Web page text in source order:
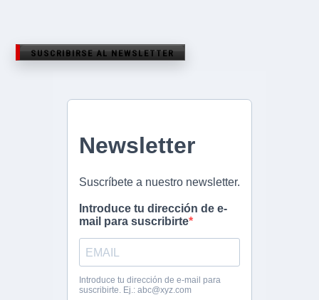
SUSCRIBIRSE AL NEWSLETTER